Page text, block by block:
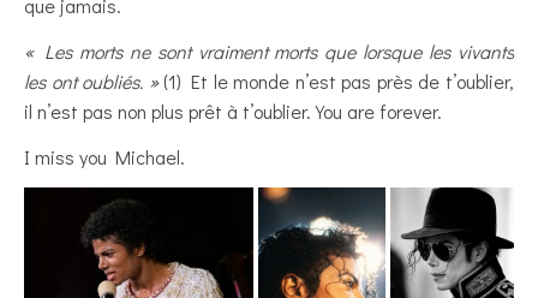
que jamais.
« Les morts ne sont vraiment morts que lorsque les vivants
les ont oubliés. »(1) Et le monde n’est pas près de t’oublier,
il n’est pas non plus prêt à t’oublier. You are forever.
I miss you Michael.